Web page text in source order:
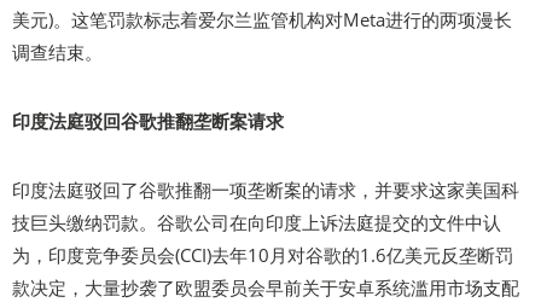
美元)。这笔罚款标志着爱尔兰监管机构对Meta进行的两项漫长
调查结束。
印度法庭驳回谷歌推翻垄断案请求
印度法庭驳回了谷歌推翻一项垄断案的请求，并要求这家美国科
技巨头缴纳罚款。谷歌公司在向印度上诉法庭提交的文件中认
为，印度竞争委员会(CCI)去年10月对谷歌的1.6亿美元反垄断罚
款决定，大量抄袭了欧盟委员会早前关于安卓系统滥用市场支配